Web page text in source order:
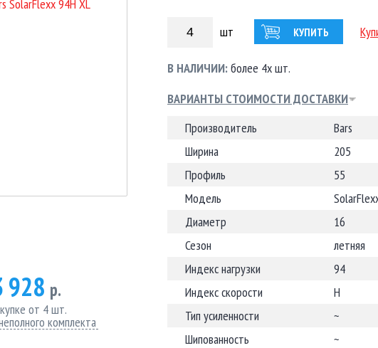
р.
от 4 шт.
комплекта
шт КУПИТЬ
В НАЛИЧИИ:более 4х шт.
ВАРИАНТЫ СТОИМОСТИ ДОСТАВКИ
Производитель
Bars
Ширина
205
Профиль
55
Модель
Диаметр
16
Сезон
летняя
Индекс нагрузки
94
Индекс скорости
H
Тип усиленности
~
Шипованность
~